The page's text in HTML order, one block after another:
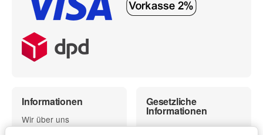
Informationen
Wir über uns
Gesetzliche
Informationen
Kontakt